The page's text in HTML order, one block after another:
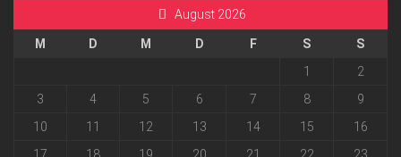
August 2026
M D M D F S
S
1
2
3
4 5 6 7 8
9
10
11 12 13 14 15
16